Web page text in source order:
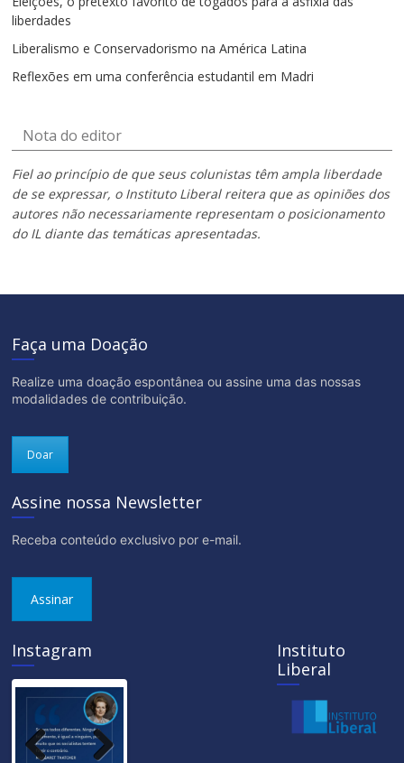
liberdades
Liberalismo e Conservadorismo na América Latina
Reflexões em uma conferência estudantil em Madri
Nota do editor
Fiel ao princípio de que seus colunistas têm ampla liberdade
de se expressar, o Instituto Liberal reitera que as opiniões dos
autores não necessariamente representam o posicionamento
do IL diante das temáticas apresentadas.
Faça uma Doação
Realize uma doação espontânea ou assine uma das nossas
modalidades de contribuição.
Doar
Assine nossa Newsletter
Receba conteúdo exclusivo por e-mail.
Assinar
Instagram
Instituto
Liberal